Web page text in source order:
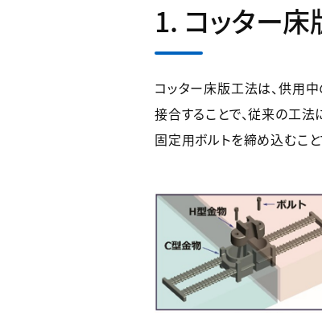
1. コッター
コッター床版工法は、供用
接合することで、従来の工
固定用ボルトを締め込むこ